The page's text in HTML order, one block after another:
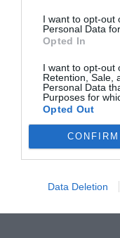
I want to opt-out
Personal Data
Opted In
I want to opt-out
Retention, Sale,
Personal Data
Purposes for
Opted Out
CONFIRM
Data Deletion
ELS MÉS
AVUI